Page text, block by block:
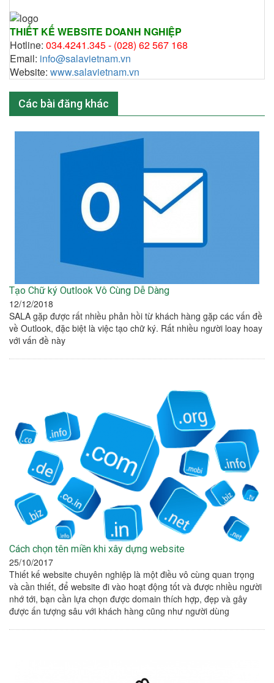
THIẾT KẾ WEBSITE DOANH NGHIỆP
Hotline: 034.4241.345 - (028) 62 567 168
Email: info@salavietnam.vn
Website: www.salavietnam.vn
Các bài đăng khác
Tạo Chữ ký Outlook Vô Cùng Dễ Dàng
12/12/2018
SALA gặp được rất nhiều phản hồi từ khách hàng gặp các vấn đề
về Outlook, đặc biệt là việc tạo chữ ký. Rất nhiều người loay hoay
với vấn đề này
Cách chọn tên miền khi xây dựng website
25/10/2017
Thiết kế website chuyên nghiệp là một điều vô cùng quan trọng
và cần thiết, để website đi vào hoạt động tốt và được nhiều người
nhớ tới, bạn cần lựa chọn được domain thích hợp, đẹp và gây
được ấn tượng sâu với khách hàng cũng như người dùng